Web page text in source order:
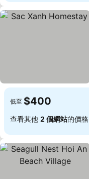
低至 $400
查看其他 2 個網站的價格